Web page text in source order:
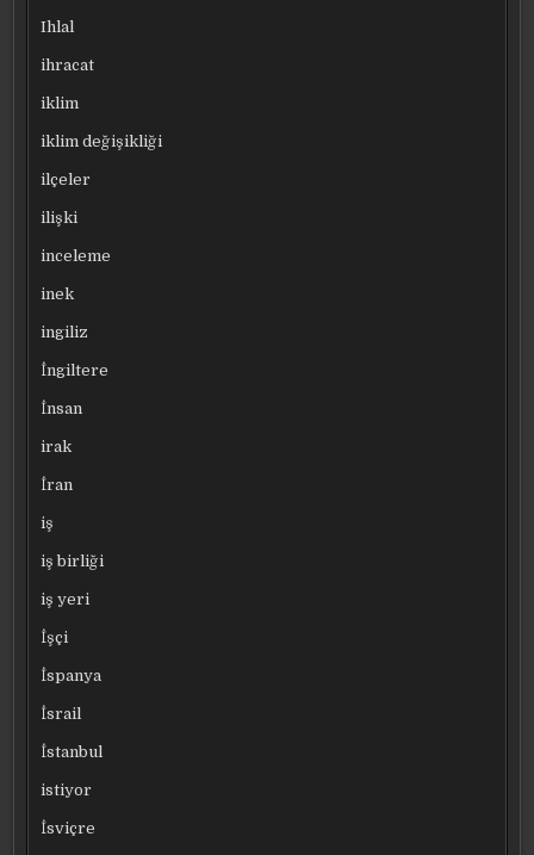
Ihlal
ihracat
iklim
iklim değişikliği
ilçeler
ilişki
inceleme
inek
ingiliz
İngiltere
İnsan
irak
İran
iş
iş birliği
iş yeri
İşçi
İspanya
İsrail
İstanbul
istiyor
İsviçre